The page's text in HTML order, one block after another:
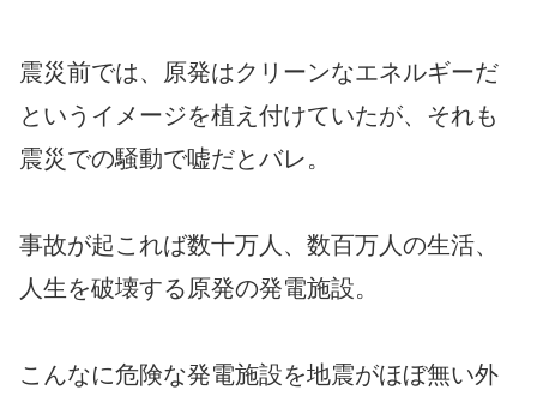
震災前では、原発はクリーンなエネルギーだ
というイメージを植え付けていたが、それも
震災での騒動で嘘だとバレ。
事故が起これば数十万人、数百万人の生活、
人生を破壊する原発の発電施設。
こんなに危険な発電施設を地震がほぼ無い外